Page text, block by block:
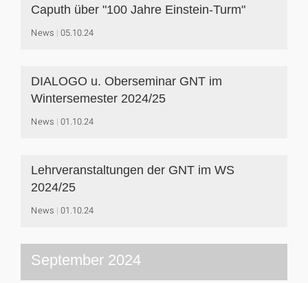
Caputh über "100 Jahre Einstein-Turm"
News 05.10.24
DIALOGO u. Oberseminar GNT im
Wintersemester 2024/25
News 01.10.24
Lehrveranstaltungen der GNT im WS
2024/25
News 01.10.24
September 2024